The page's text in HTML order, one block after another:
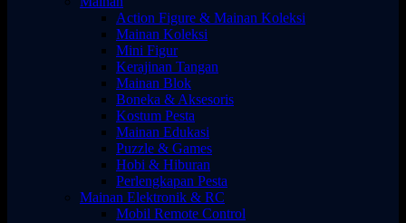
Action Figure & Mainan Koleksi
Mainan Koleksi
Mini Figur
Kerajinan Tangan
Mainan Blok
Boneka & Aksesoris
Kostum Pesta
Mainan Edukasi
Puzzle & Games
Hobi & Hiburan
Perlengkapan Pesta
Mainan Elektronik & RC
Mobil Remote Control